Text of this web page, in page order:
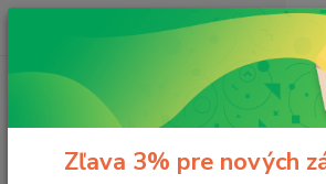
Zľava 3% pre nových